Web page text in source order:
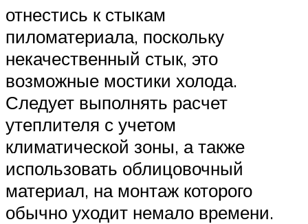
отнестись к стыкам
пиломатериала, поскольку
некачественный стык, это
возможные мостики холода.
Следует выполнять расчет
утеплителя с учетом
климатической зоны, а также
использовать облицовочный
материал, на монтаж которого
обычно уходит немало времени.